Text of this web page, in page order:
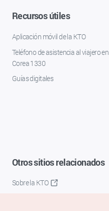
Recursos útiles
Aplicación móvil de la KTO
Teléfono de asistencia al viajero en
Corea 1330
Guías digitales
Otros sitios relacionados
Sobre la KTO